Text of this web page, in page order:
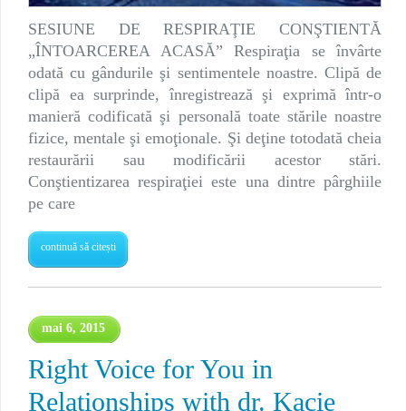
SESIUNE DE RESPIRAŢIE CONŞTIENTĂ
„ÎNTOARCEREA ACASĂ” Respiraţia se învârte
odată cu gândurile şi sentimentele noastre. Clipă de
clipă ea surprinde, înregistrează şi exprimă într-o
manieră codificată şi personală toate stările noastre
fizice, mentale şi emoţionale. Şi deţine totodată cheia
restaurării sau modificării acestor stări.
Conştientizarea respiraţiei este una dintre pârghiile
pe care
continuă să citești
mai 6, 2015
Right Voice for You in
Relationships with dr. Kacie